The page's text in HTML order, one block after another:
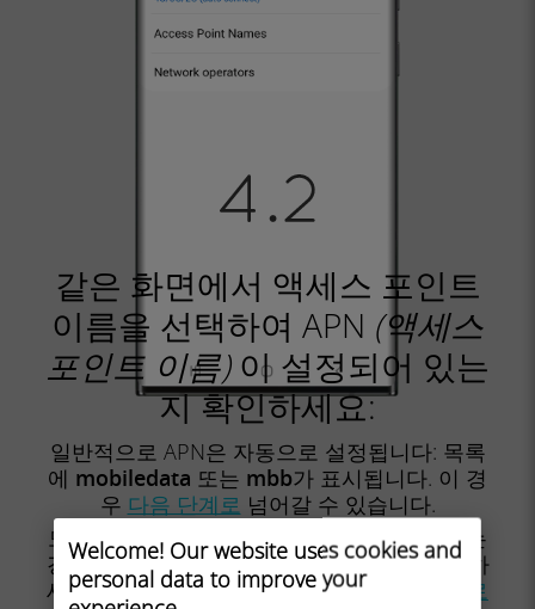
Welcome! Our website uses cookies and
personal data to improve your
같은 화면에서 액세스 포인트
이름을 선택하여 APN (액세스
포인트 이름)이 설정되어 있는
지 확인하세요:
일반적으로 APN은 자동으로 설정됩니다: 목록
에 mobiledata 또는 mbb가 표시됩니다. 이 경
우 다음 단계로 넘어갈 수 있습니다.
모바일데이터 또는 mbb APN이 표시되지 않는
경우다음 지침에 따라 APN을 올바르게 설정하
세요. APN을 생성하고 선택했으면
다음 단계로